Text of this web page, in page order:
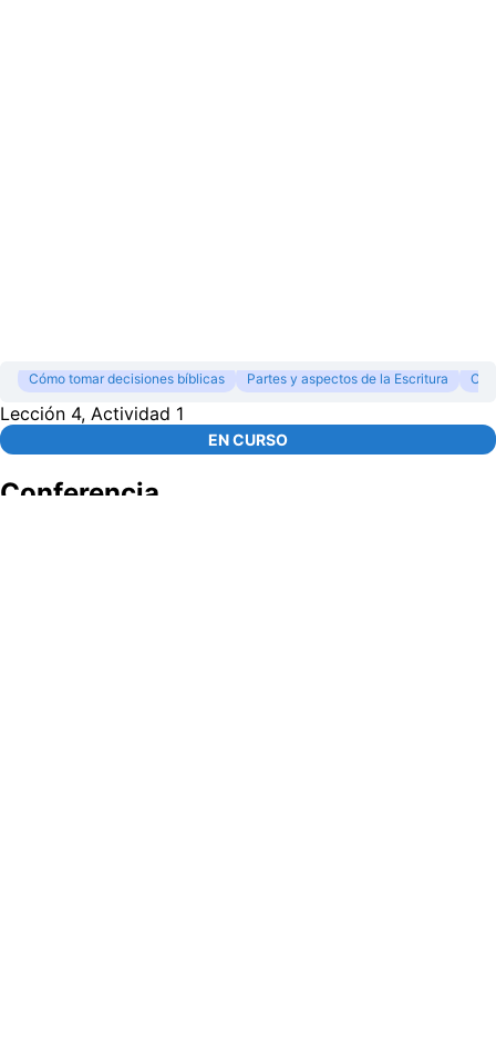
Cómo tomar decisiones bíblicas Partes y aspectos de la Escritura
Lección 4, Actividad 1
EN CURSO
Conferencia